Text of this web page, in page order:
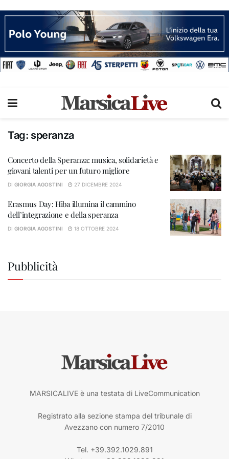
Tag: speranza
Concerto della Speranza: musica, solidarietà e
giovani talenti per un futuro migliore
DI GIORGIA AGOSTINI 27 DICEMBRE 2024
Erasmus Day: Hiba illumina il cammino
dell’integrazione e della speranza
DI GIORGIA AGOSTINI 18 OTTOBRE 2024
Pubblicità
MARSICALIVE è una testata di LiveCommunication
Registrato alla sezione stampa del tribunale di
Avezzano con numero 7/2010
Tel. +39.392.1029.891